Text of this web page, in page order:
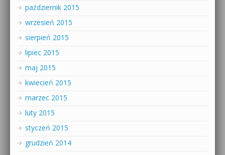
październik 2015
wrzesień 2015
sierpień 2015
lipiec 2015
maj 2015
kwiecień 2015
marzec 2015
luty 2015
styczeń 2015
grudzień 2014